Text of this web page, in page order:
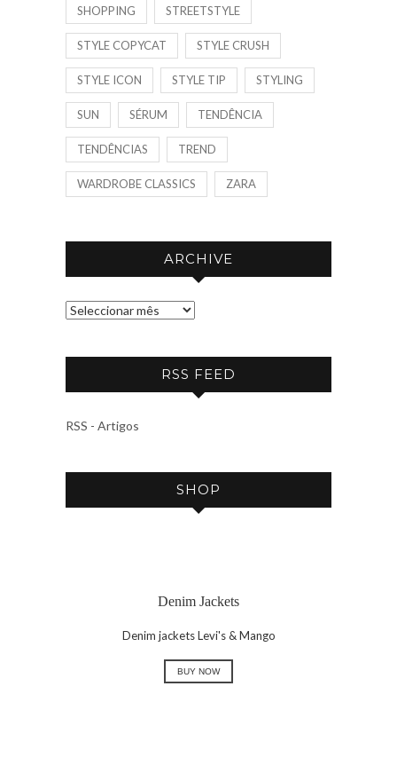
SHOPPING STREETSTYLE
STYLE COPYCAT STYLE CRUSH
STYLE ICON STYLE TIP STYLING
SUN SÉRUM TENDÊNCIA
TENDÊNCIAS TREND
WARDROBE CLASSICS ZARA
ARCHIVE
A
C
V
RSS FEED
RSS - Artigos
SHOP
Denim Jackets
Denim jackets Levi's & Mango
BUY NOW